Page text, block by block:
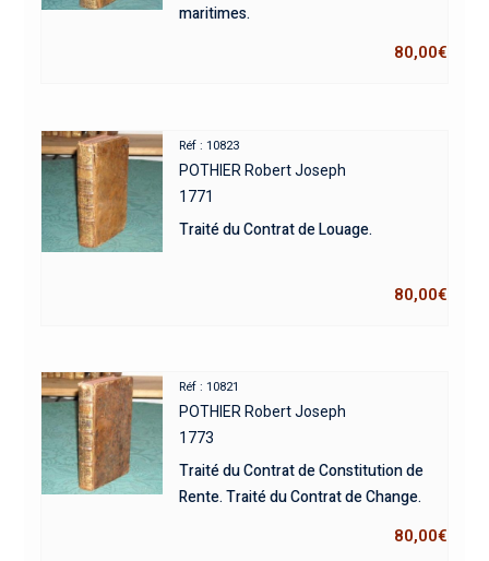
maritimes.
80,00€
Réf : 10823
POTHIER Robert Joseph
1771
Traité du Contrat de Louage.
80,00€
Réf : 10821
POTHIER Robert Joseph
1773
Traité du Contrat de Constitution de
Rente. Traité du Contrat de Change.
80,00€